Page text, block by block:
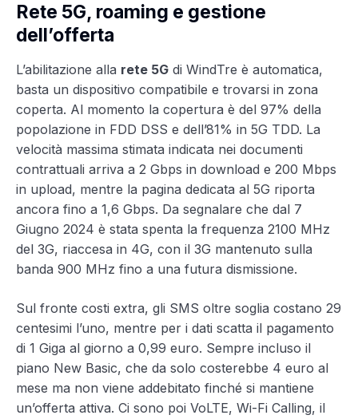
Rete 5G, roaming e gestione
dell’offerta
L’abilitazione alla rete 5G di WindTre è automatica,
basta un dispositivo compatibile e trovarsi in zona
coperta. Al momento la copertura è del 97% della
popolazione in FDD DSS e dell’81% in 5G TDD. La
velocità massima stimata indicata nei documenti
contrattuali arriva a 2 Gbps in download e 200 Mbps
in upload, mentre la pagina dedicata al 5G riporta
ancora fino a 1,6 Gbps. Da segnalare che dal 7
Giugno 2024 è stata spenta la frequenza 2100 MHz
del 3G, riaccesa in 4G, con il 3G mantenuto sulla
banda 900 MHz fino a una futura dismissione.
Sul fronte costi extra, gli SMS oltre soglia costano 29
centesimi l’uno, mentre per i dati scatta il pagamento
di 1 Giga al giorno a 0,99 euro. Sempre incluso il
piano New Basic, che da solo costerebbe 4 euro al
mese ma non viene addebitato finché si mantiene
un’offerta attiva. Ci sono poi VoLTE, Wi-Fi Calling, il